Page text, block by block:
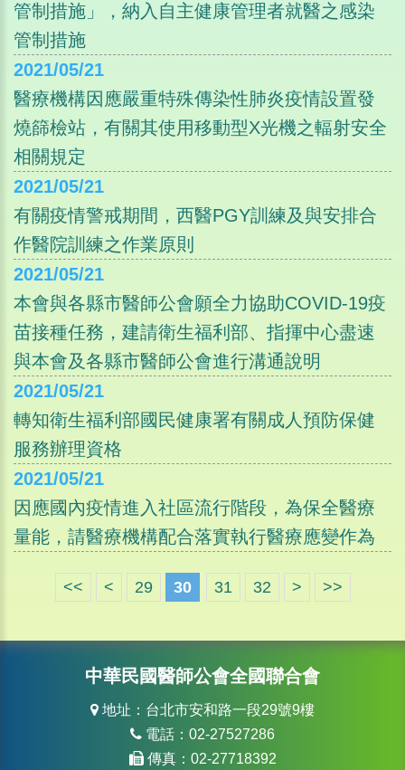
管制措施」，納入自主健康管理者就醫之感染
管制措施
2021/05/21
醫療機構因應嚴重特殊傳染性肺炎疫情設置發
燒篩檢站，有關其使用移動型X光機之輻射安全
相關規定
2021/05/21
有關疫情警戒期間，西醫PGY訓練及與安排合
作醫院訓練之作業原則
2021/05/21
本會與各縣市醫師公會願全力協助COVID-19疫
苗接種任務，建請衛生福利部、指揮中心盡速
與本會及各縣市醫師公會進行溝通說明
2021/05/21
轉知衛生福利部國民健康署有關成人預防保健
服務辦理資格
2021/05/21
因應國內疫情進入社區流行階段，為保全醫療
量能，請醫療機構配合落實執行醫療應變作為
<< < 29 30 31 32 > >>
中華民國醫師公會全國聯合會
地址：台北市安和路一段29號9樓
電話：02-27527286
傳真：02-27718392